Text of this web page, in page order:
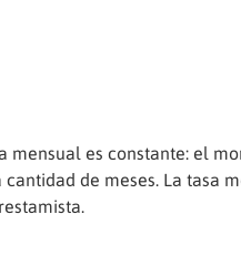
es constante: el
de meses. La tasa